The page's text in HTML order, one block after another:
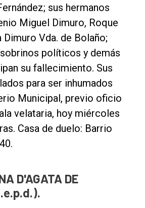
sus hermanos
Miguel Dimuro, Roque
Vda. de Bolaño;
políticos y demás
su fallecimiento. Sus
para ser inhumados
Municipal, previo oficio
velataria, hoy miércoles
Casa de duelo: Barrio
D'AGATA DE